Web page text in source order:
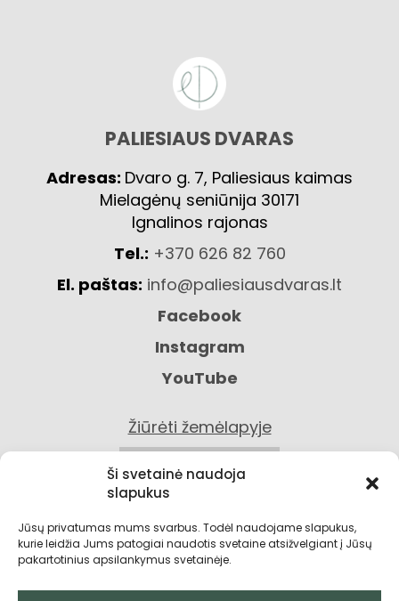
Ši svetainė naudoja
slapukus
Jūsų privatumas mums svarbus. Todėl naudojame slapukus,
kurie leidžia Jums patogiai naudotis svetaine atsižvelgiant į Jūsų
pakartotinius apsilankymus svetainėje.
PALIESIAUS DVARAS
Adresas: Dvaro g. 7, Paliesiaus kaimas
Mielagėnų seniūnija 30171
Ignalinos rajonas
Tel.: +370 626 82 760
El. paštas: info@paliesiausdvaras.lt
Facebook
Instagram
YouTube
Žiūrėti žemėlapyje
KONTAKTAI